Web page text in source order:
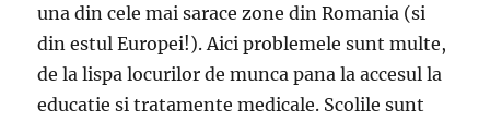
una din cele mai sarace zone din Romania (si
din estul Europei!). Aici problemele sunt multe,
de la lispa locurilor de munca pana la accesul la
educatie si tratamente medicale. Scolile sunt